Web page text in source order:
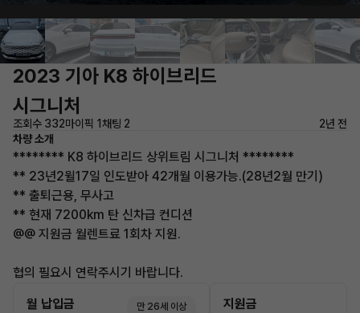
2023 기아 K8 하이브리드
시그니처
조회수 332마이픽 1채팅 2
2년 전
차량 소개
******** K8 하이브리드 상위트림 시그니처 ********
** 23년2윌17일 인도받아 42개월 이용가능.(28년2월 만기)
** 출퇴근용, 무사고
** 현재 7200km 탄 신차급 컨디션
@@ 지원금 월렌트료 1회차 지원.
협의 필요시 연락주시기 바랍니다.
월 납입금 만 26세 이상 지원금